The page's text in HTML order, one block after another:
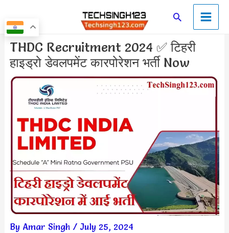
to
content
SearchMain
Menu
THDC Recruitment 2024 ✅ टिहरी
हाइड्रो डेवलपमेंट कारपोरेशन भर्ती Now
By Amar Singh / July 25, 2024
Post
navigation